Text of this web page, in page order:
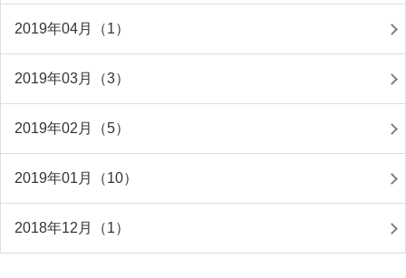
2019年04月（1）
2019年03月（3）
2019年02月（5）
2019年01月（10）
2018年12月（1）